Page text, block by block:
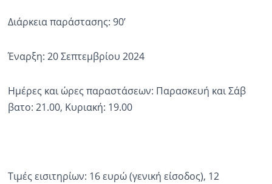
Διάρκεια παράστασης: 90’
Έναρξη: 20 Σεπτεμβρίου 2024
Ημέρες και ώρες παραστάσεων: Παρασκευή και Σάβ
βατο: 21.00, Κυριακή: 19.00
Τιμές εισιτηρίων: 16 ευρώ (γενική είσοδος), 12